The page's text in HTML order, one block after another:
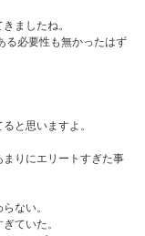
ましたね。
る必要性も無かったはず
と思いますよ。
りにエリートすぎた事
ない。
ていた。